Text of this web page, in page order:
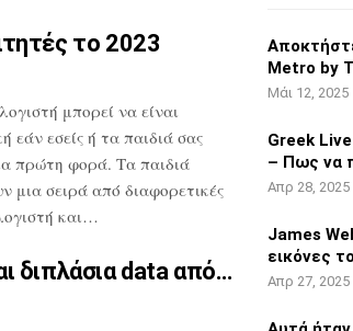
το 2023
μπορεί να είναι
εάνεσείς ή τα παιδιά σας
πρώτη φορά. Τα παιδιά
μια σειρά από διαφορετικές
και…
διπλάσια data από…
Metro by
Μάι 12, 2025
Greek
– Πως να
Απρ 28, 2025
James
εικόνες
Απρ 27, 2025